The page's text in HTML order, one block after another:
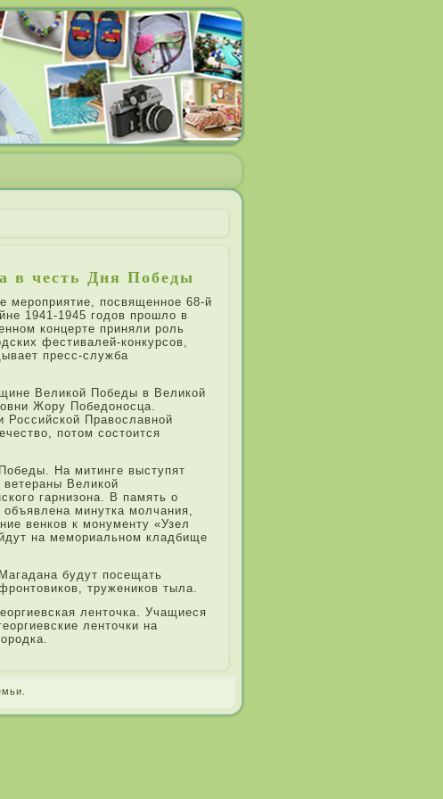
в честь Дня Победы
посвященное 68-й
1941-1945 годов прошло в
концерте при­няли роль
фестивале­й-конкурсов,
пресс-служба
Великой Победы в Великой
Жору Победоносца.
Российской Православной
потом состоится
На митинге выступят
Великой
гарнизона. В память о
минутка молчания,
венков к монументу «Узел
на мемори­альном кладбище
будут посещать
тружеников тыла.
ле­нточка. Учащиеся
ле­нточки на